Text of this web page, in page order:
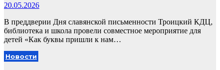
20.05.2026
В преддверии Дня славянской письменности Троицкий КДЦ,
библиотека и школа провели совместное мероприятие для
детей «Как буквы пришли к нам…
Новости